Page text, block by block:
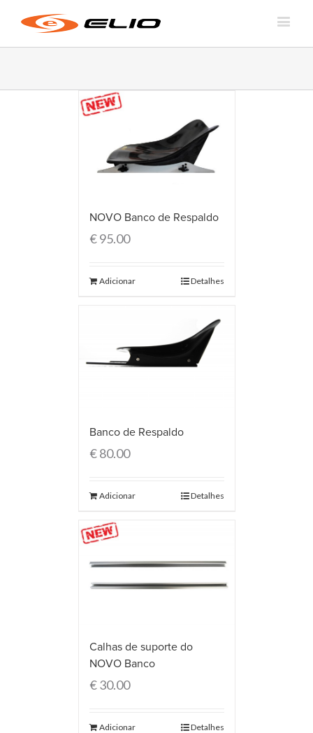
NOVO Banco de Respaldo
€95.00
Adicionar Detalhes
Banco de Respaldo
€80.00
Adicionar Detalhes
Calhas de suporte do
NOVO Banco
€30.00
Adicionar Detalhes